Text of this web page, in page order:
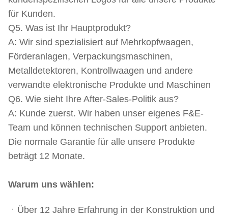
für Kunden.
Q5. Was ist Ihr Hauptprodukt?
A: Wir sind spezialisiert auf Mehrkopfwaagen,
Förderanlagen, Verpackungsmaschinen,
Metalldetektoren, Kontrollwaagen und andere
verwandte elektronische Produkte und Maschinen
Q6. Wie sieht Ihre After-Sales-Politik aus?
A: Kunde zuerst. Wir haben unser eigenes F&E-
Team und können technischen Support anbieten.
Die normale Garantie für alle unsere Produkte
beträgt 12 Monate.
Warum uns wählen:
ㆍÜber 12 Jahre Erfahrung in der Konstruktion und